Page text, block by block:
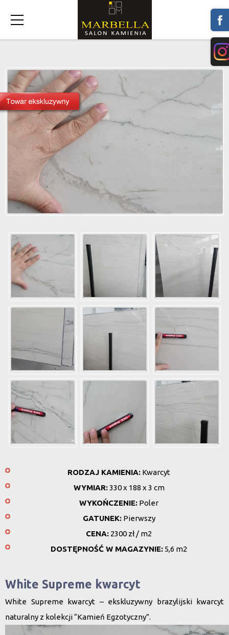
RODZAJ KAMIENIA: Kwarcyt
WYMIAR:330 x 188 x 3 cm
WYKOŃCZENIE: Poler
GATUNEK:Pierwszy
CENA: 2300 zł / m2
DOSTĘPNOŚĆ W MAGAZYNIE: 5,6 m2
White Supreme kwarcyt
White Supreme kwarcyt – ekskluzywny brazylijski kwarcyt
naturalny z kolekcji “Kamień Egzotyczny”.